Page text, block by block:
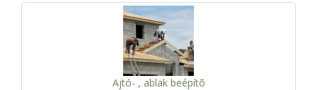
Ajtó- , ablak beépítõ